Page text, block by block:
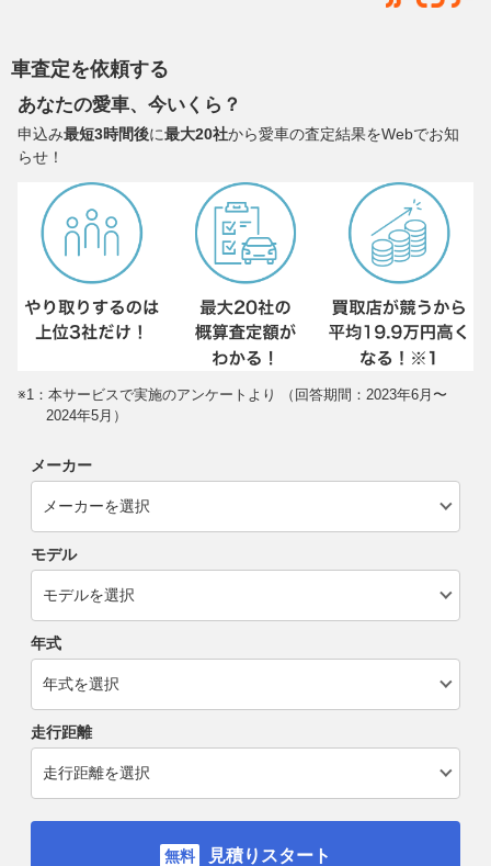
車査定を依頼する
あなたの愛車、今いくら？
申込み最短3時間後に最大20社から愛車の査定結果をWebでお知
らせ！
※1：本サービスで実施のアンケートより （回答期間：2023年6月〜
2024年5月）
メーカー
モデル
年式
走行距離
見積りスタート